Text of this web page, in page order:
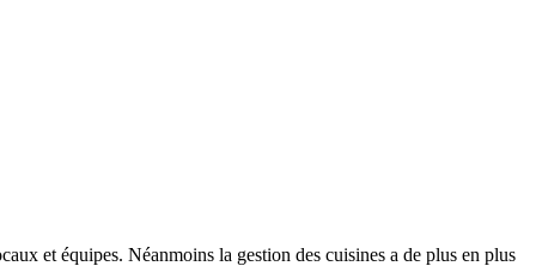
et équipes. Néanmoins la gestion des cuisines a de plus en plus